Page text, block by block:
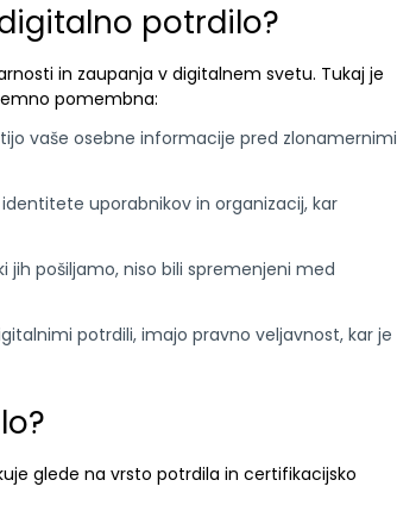
potrdilo?
in zaupanja v digitalnem svetu. Tukaj je
pomembna:
vaše osebne informacije pred zlonamernimi
uporabnikov in organizacij, kar
jih pošiljamo, niso bili spremenjeni med
potrdili, imajo pravno veljavnost, kar je
glede na vrsto potrdila in certifikacijsko